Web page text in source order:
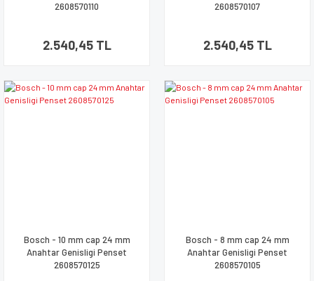
2608570110
2.540,45 TL
2608570107
2.540,45 TL
Bosch - 10 mm cap 24 mm
Anahtar Genisligi Penset
2608570125
Bosch - 8 mm cap 24 mm
Anahtar Genisligi Penset
2608570105